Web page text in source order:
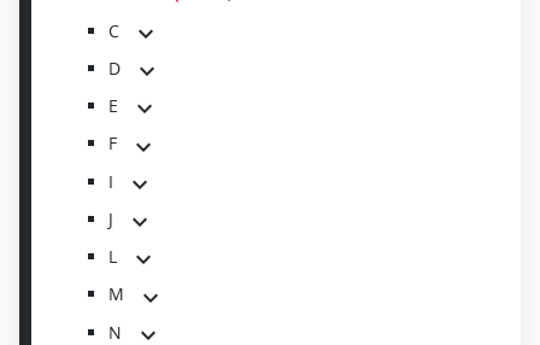
C
D
E
F
I
J
L
M
N